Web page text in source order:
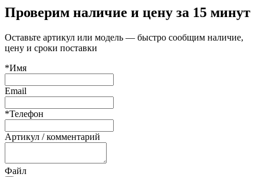
Проверим наличие и цену за 15 минут
Оставьте артикул или модель — быстро сообщим наличие,
цену и сроки поставки
*Имя
Email
*Телефон
Артикул / комментарий
Файл